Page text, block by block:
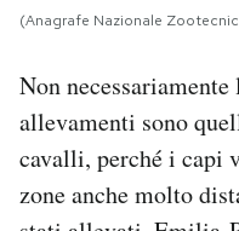
(Anagrafe Nazionale
Non
allevamenti sono
cavalli, perché i capi
zone anche molto